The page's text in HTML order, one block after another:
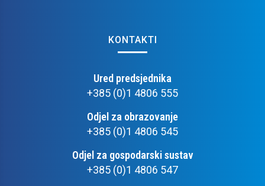
KONTAKTI
Ured predsjednika
+385 (0)1 4806 555
Odjel za obrazovanje
+385 (0)1 4806 545
Odjel za gospodarski sustav
+385 (0)1 4806 547